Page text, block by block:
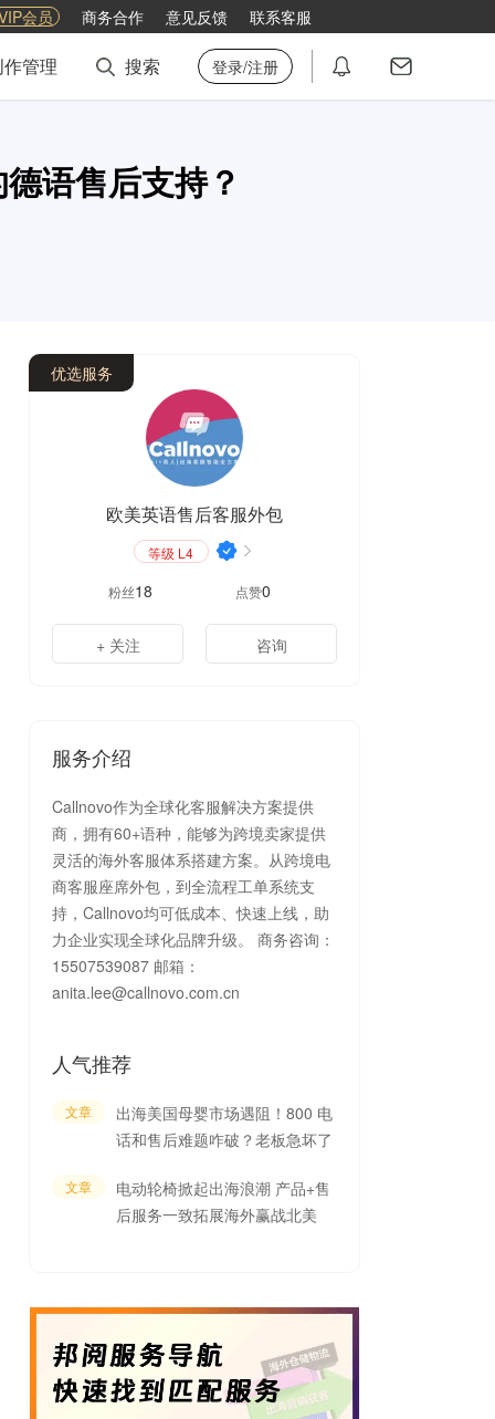
会员 商务合作 意见反馈 联系客服
管理 搜索 登录/注册
语售后支持？
优选服务
欧美英语售后客服外包
等级 L4
粉丝18 点赞0
+ 关注 咨询
服务介绍
Callnovo作为全球化客服解决方案提供
商，拥有60+语种，能够为跨境卖家提供
灵活的海外客服体系搭建方案。从跨境电
商客服座席外包，到全流程工单系统支
持，Callnovo均可低成本、快速上线，助
力企业实现全球化品牌升级。 商务咨询：
15507539087 邮箱：
anita.lee@callnovo.com.cn
人气推荐
文章
出海美国母婴市场遇阻！800 电
话和售后难题咋破？老板急坏了
文章
电动轮椅掀起出海浪潮 产品+售
后服务一致拓展海外赢战北美